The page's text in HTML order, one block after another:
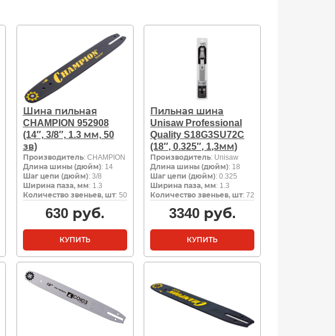
Шина пильная
CHAMPION 952908
(14″, 3/8″, 1.3 мм, 50
зв)
Производитель: CHAMPION
Длина шины (дюйм): 14
Шаг цепи (дюйм): 3/8
Ширина паза, мм: 1.3
Количество звеньев, шт: 50
630руб.
КУПИТЬ
Пильная шина
Unisaw Professional
Quality S18G3SU72C
(18″, 0.325″, 1,3мм)
Производитель: Unisaw
Длина шины (дюйм): 18
Шаг цепи (дюйм): 0.325
Ширина паза, мм: 1.3
Количество звеньев, шт: 72
3340руб.
КУПИТЬ